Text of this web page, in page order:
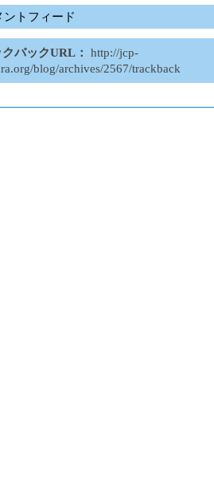
ントフィード
クバックURL：
http://jcp-
blog/archives/2567/trackback